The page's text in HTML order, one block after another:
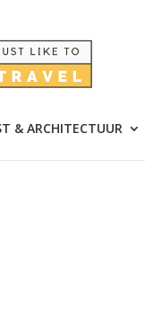
& ARCHITECTUUR